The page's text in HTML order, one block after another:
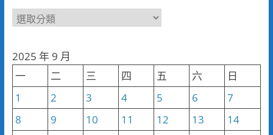
新
類
2025 年 9 月
一
二 三 四 五 六
日
1
2 3 4 5 6
7
8
9 10 11 12 13
14